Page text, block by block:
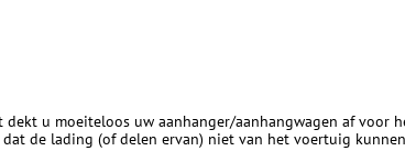
u moeiteloos uw aanhanger/aanhangwagen af voor
de lading (of delen ervan) niet van het voertuig